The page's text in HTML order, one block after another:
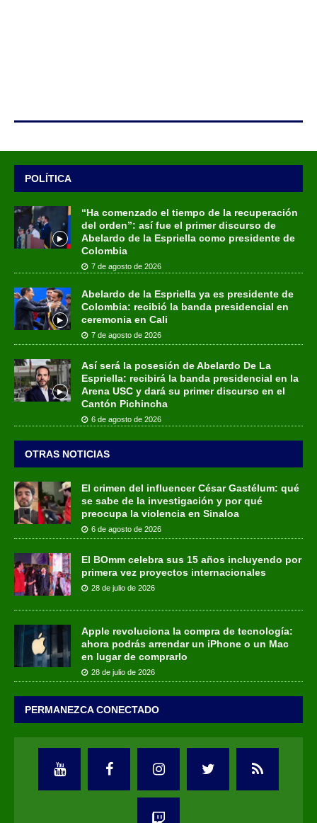
POLÍTICA
“Ha comenzado el tiempo de la recuperación
del orden”: así fue el primer discurso de
Abelardo de la Espriella como presidente de
Colombia
7 de agosto de 2026
Abelardo de la Espriella ya es presidente de
Colombia: recibió la banda presidencial en
ceremonia en Cali
7 de agosto de 2026
Así será la posesión de Abelardo De La
Espriella: recibirá la banda presidencial en la
Arena USC y dará su primer discurso en el
Cantón Pichincha
6 de agosto de 2026
OTRAS NOTICIAS
El crimen del influencer César Gastélum: qué
se sabe de la investigación y por qué
preocupa la violencia en Sinaloa
6 de agosto de 2026
El BOmm celebra sus 15 años incluyendo por
primera vez proyectos internacionales
28 de julio de 2026
Apple revoluciona la compra de tecnología:
ahora podrás arrendar un iPhone o un Mac
en lugar de comprarlo
28 de julio de 2026
PERMANEZCA CONECTADO